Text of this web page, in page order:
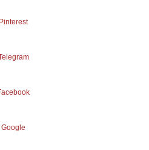
Pinterest
Google